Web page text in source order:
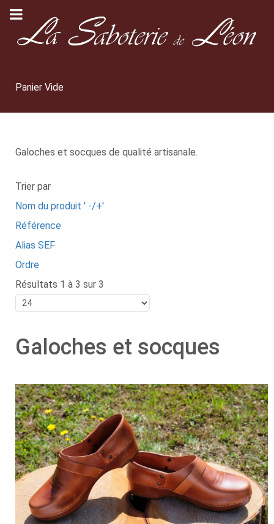
Panier Vide
Galoches et socques de qualité artisanale.
Trier par
Nom du produit ' -/+'
Référence
Alias SEF
Ordre
Résultats 1 à 3 sur 3
Galoches et socques